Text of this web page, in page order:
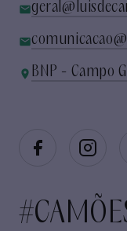
BNP - Campo